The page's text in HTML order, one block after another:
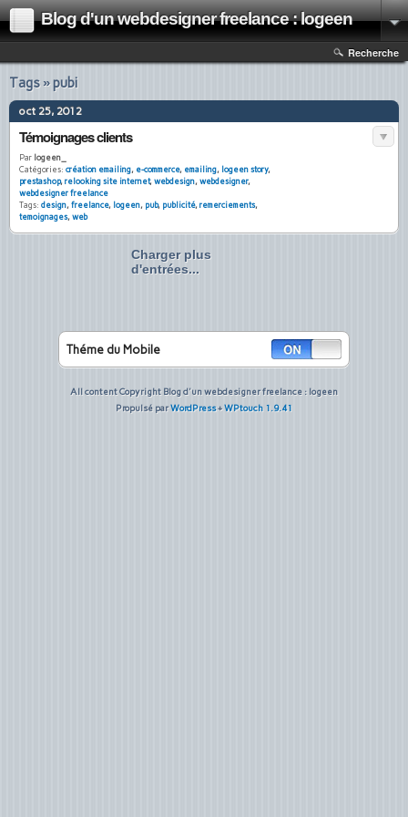
Blog d'un webdesigner freelance : logeen
Recherche
Tags » pubi
oct 25, 2012
Témoignages clients
Par logeen_
Catégories: création emailing, e-commerce, emailing, logeen story,
prestashop,relooking site internet,webdesign,webdesigner,
webdesigner freelance
Tags: design,freelance, logeen, pub, publicité,remerciements,
temoignages,web
Charger plus
d'entrées...
Théme du Mobile
All content Copyright Blog d'un webdesigner freelance : logeen
Propulsé parWordPress+WPtouch 1.9.41